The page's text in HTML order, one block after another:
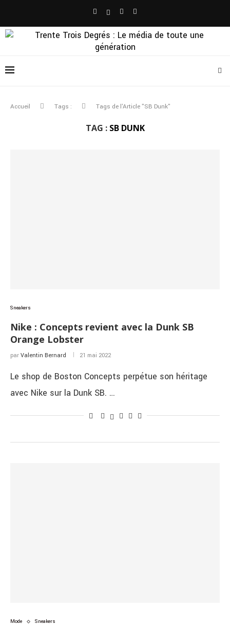
Accueil Tags : Tags de l'Article "SB Dunk"
TAG : SB DUNK
Sneakers
Nike : Concepts revient avec la Dunk SB
Orange Lobster
par Valentin Bernard 21 mai 2022
Le shop de Boston Concepts perpétue son héritage
avec Nike sur la Dunk SB. …
Mode Sneakers